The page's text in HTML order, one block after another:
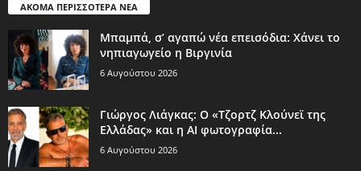
ΑΚΟΜΑ ΠΕΡΙΣΣΟΤΕΡΑ ΝΕΑ
Μπαμπά, σ’ αγαπώ νέα επεισόδια: Χάνει το
νηπιαγωγείο η Βιργινία
6 Αυγούστου 2026
Γιώργος Λιάγκας: Ο «Τζορτζ Κλούνεϊ της
Ελλάδας» και η AI φωτογραφία...
6 Αυγούστου 2026